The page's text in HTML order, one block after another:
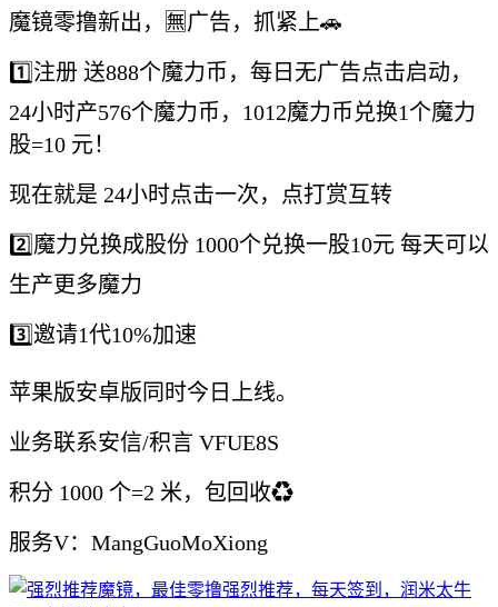
魔镜零撸新出，🈚️广告，抓紧上🚗
1️⃣注册 送888个魔力币，每日无广告点击启动，
24小时产576个魔力币，1012魔力币兑换1个魔力
股=10 元！
现在就是 24小时点击一次，点打赏互转
2️⃣魔力兑换成股份 1000个兑换一股10元 每天可以
生产更多魔力
3️⃣邀请1代10%加速
苹果版安卓版同时今日上线。
业务联系安信/积言 VFUE8S
积分 1000 个=2 米，包回收♻️
服务V：MangGuoMoXiong